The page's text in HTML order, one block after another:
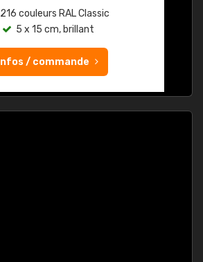
216 couleurs RAL Classic
5 x 15 cm, brillant
Infos / commande